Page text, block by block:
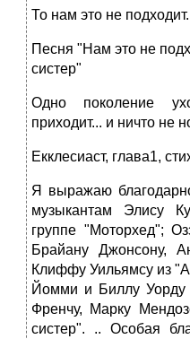
То нам это не подходит.
Песня "Нам это не
систер"
Одно поколение
приходит... и ничто не
Екклесиаст, глава1,
Я выражаю
музыкантам Элису
группе "Моторхед";
Брайану Джонсону,
Клиффу Уильямсу из
Йомми и Биллу Уорду
Френчу, Марку
систер". .. Особая